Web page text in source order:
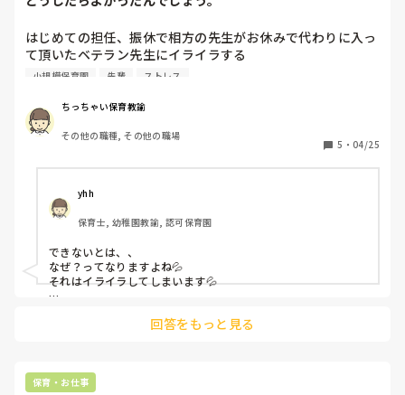
はじめての担任、振休で相方の先生がお休みで代わりに入っ
て頂いたベテラン先生にイライラする
ますか？
A  は？初めてだからできません。担任のあなたがすることで
しょ！
(心の声:そんなこと言われても…。
それなら1人の子をずっと抱っこしてないで周りも見てくだ
さい！
今まで幼稚園で経験積んできたのに？
それとも読み聞かせをしたことがない？)
自分もはじめてのことばかりで余裕がなかったので急に話を
りました(>_<)
小規模保育園 先輩 ストレス
ちっちゃい保育教諭
その他の職種, その他の職場
5 ・ 04/25
yhh
保育士, 幼稚園教諭, 認可保育園
できないとは、、
なぜ？ってなりますよね💦
それはイライラしてしまいます💦
ものことはお願いしないです。
回答をもっと見る
保育・お仕事